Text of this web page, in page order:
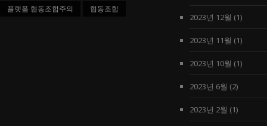
플랫폼 협동조합주의
협동조합
2023년 12월 (1)
2023년 11월 (1)
2023년 10월 (1)
2023년 6월 (2)
2023년 2월 (1)